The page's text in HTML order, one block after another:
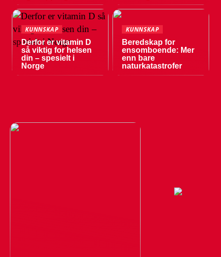
KUNNSKAP
Derfor er vitamin D
så viktig for helsen
din – spesielt i
Norge
KUNNSKAP
Beredskap for
ensomboende: Mer
enn bare
naturkatastrofer